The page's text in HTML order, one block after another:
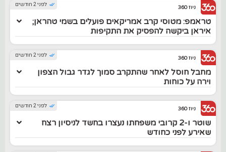
לפני 2 חודשים ניוז 360
טראמפ: מטוסי קרב אמריקאים פועלים בשמי טהראן;
איראן ביקשה להפסיק את התקיפות
לפני 2 חודשים ניוז 360
מחבל חוסל לאחר שהתקרב סמוך לגדר גבול הצפון
וירה על כוחות
לפני 2 חודשים ניוז 360
שוטר ו-2 קרובי משפחתו נעצרו בחשד לניסיון רצח
שאירע לפני כחודש